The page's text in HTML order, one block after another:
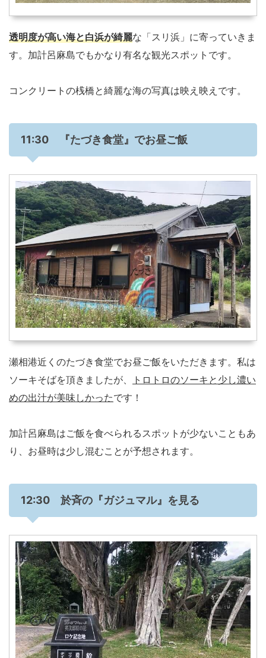
透明度が高い海と白浜が綺麗な「スリ浜」に寄っていきま
す。加計呂麻島でもかなり有名な観光スポットです。
コンクリートの桟橋と綺麗な海の写真は映え映えです。
11:30 『たづき食堂』でお昼ご飯
瀬相港近くのたづき食堂でお昼ご飯をいただきます。私は
ソーキそばを頂きましたが、
トロトロのソーキと少し濃い
めの出汁が美味しかったです！
加計呂麻島はご飯を食べられるスポットが少ないこともあ
り、お昼時は少し混むことが予想されます。
12:30 於斉の『ガジュマル』を見る